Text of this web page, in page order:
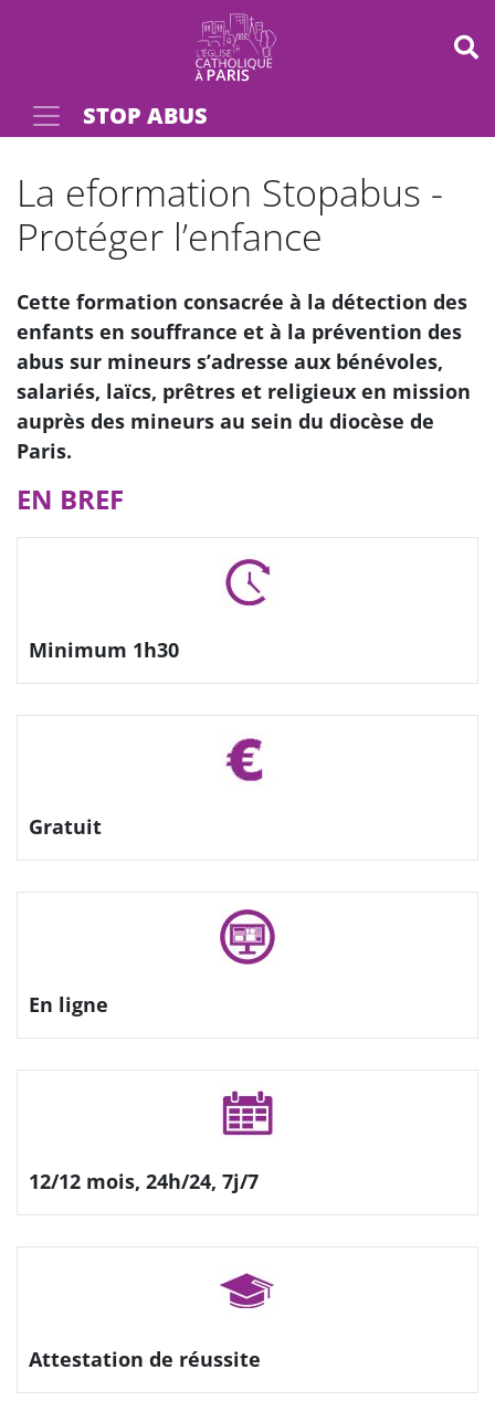
Votre rechercheSTOP ABUS
La eformation Stopabus -
Protéger l’enfance
Cette formation consacrée à la détection des
enfants en souffrance et à la prévention des
abus sur mineurs s’adresse aux bénévoles,
salariés, laïcs, prêtres et religieux en mission
auprès des mineurs au sein du diocèse de
Paris.
EN BREF
Minimum 1h30
Gratuit
En ligne
12/12 mois, 24h/24, 7j/7
Attestation de réussite
Panneau de gestion des cookies